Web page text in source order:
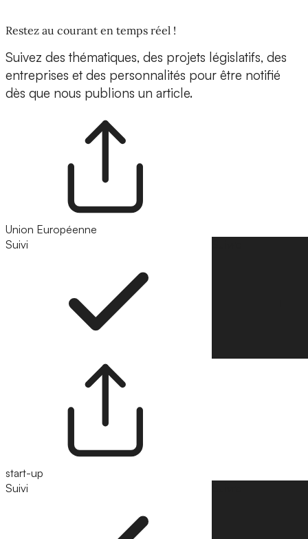
Restez au courant en temps réel !
Suivez des thématiques, des projets législatifs, des
entreprises et des personnalités pour être notifié
dès que nous publions un article.
Union Européenne
Suivi
start-up
Suivi